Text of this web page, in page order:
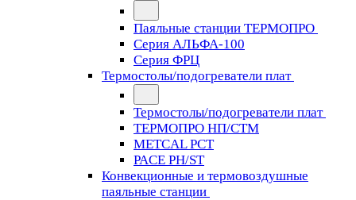
Паяльные станции ТЕРМОПРО
Серия АЛЬФА-100
Серия ФРЦ
Термостолы/подогреватели плат
Термостолы/подогреватели плат
ТЕРМОПРО НП/СТМ
METCAL PCT
PACE PH/ST
Конвекционные и термовоздушные
паяльные станции